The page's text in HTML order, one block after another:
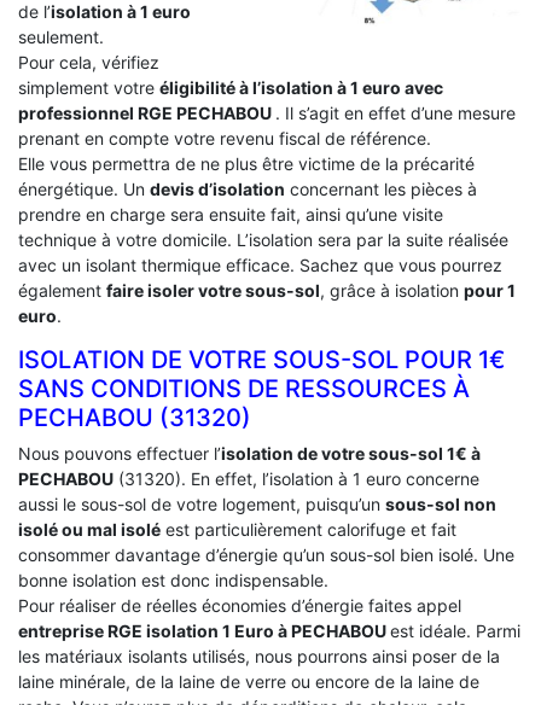
de l’isolation à 1 euro
seulement.
Pour cela, vérifiez
simplement votre éligibilité à l’isolation à 1 euro avec
professionnel RGE PECHABOU . Il s’agit en effet d’une mesure
prenant en compte votre revenu fiscal de référence.
Elle vous permettra de ne plus être victime de la précarité
énergétique. Un devis d’isolation concernant les pièces à
prendre en charge sera ensuite fait, ainsi qu’une visite
technique à votre domicile. L’isolation sera par la suite réalisée
avec un isolant thermique efficace. Sachez que vous pourrez
également faire isoler votre sous-sol, grâce à isolation pour 1
euro.
ISOLATION DE VOTRE SOUS-SOL POUR 1€
SANS CONDITIONS DE RESSOURCES À
‎PECHABOU (31320)
Nous pouvons effectuer l’isolation de votre sous-sol 1€ à
PECHABOU (31320). En effet, l’isolation à 1 euro concerne
aussi le sous-sol de votre logement, puisqu’un sous-sol non
isolé ou mal isolé est particulièrement calorifuge et fait
consommer davantage d’énergie qu’un sous-sol bien isolé. Une
bonne isolation est donc indispensable.
Pour réaliser de réelles économies d’énergie faites appel
entreprise RGE isolation 1 Euro à PECHABOUest idéale. Parmi
les matériaux isolants utilisés, nous pourrons ainsi poser de la
laine minérale, de la laine de verre ou encore de la laine de